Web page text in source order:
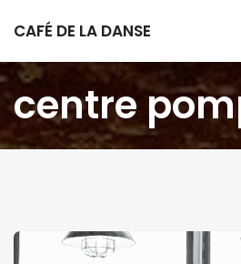
CAFÉ DE LA DANSE
centre